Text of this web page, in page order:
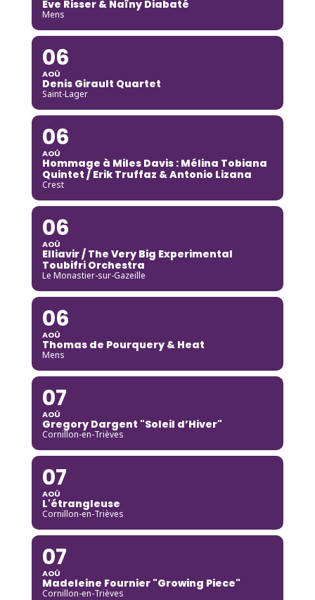
Eve Risser & Naïny Diabaté
Mens
06
AOÛ
Denis Girault Quartet
Saint-Lager
06
AOÛ
Hommage à Miles Davis : Mélina Tobiana
Quintet / Erik Truffaz & Antonio Lizana
Crest
06
AOÛ
Elliavir / The Very Big Experimental
Toubifri Orchestra
Le Monastier-sur-Gazeille
06
AOÛ
Thomas de Pourquery & Heat
Mens
07
AOÛ
Gregory Dargent "Soleil d’Hiver"
Cornillon-en-Trièves
07
AOÛ
L'étrangleuse
Cornillon-en-Trièves
07
AOÛ
Madeleine Fournier "Growing Piece"
Cornillon-en-Trièves